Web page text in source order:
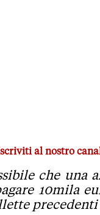
nuova protesta
al nostro
che una
10mila